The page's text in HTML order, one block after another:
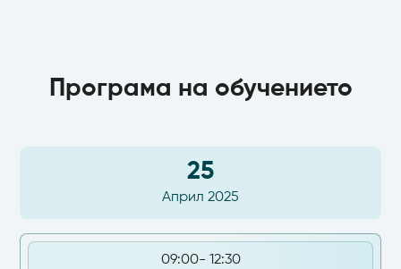
Програма на обучението
25
Април 2025
09:00- 12:30